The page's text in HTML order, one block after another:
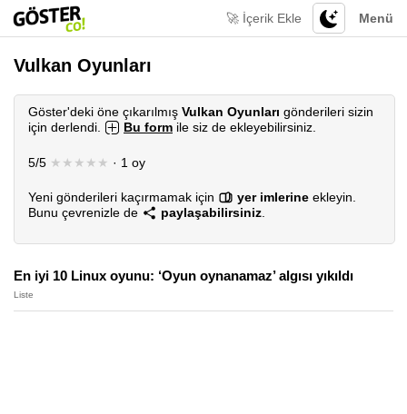
Menü
🚀 İçerik Ekle
Vulkan Oyunları
Göster'deki öne çıkarılmış Vulkan Oyunları gönderileri sizin
için derlendi.
Bu form ile siz de ekleyebilirsiniz.
5/5 ★★★★★ · 1 oy
Yeni gönderileri kaçırmamak için yer imlerine ekleyin.
Bunu çevrenizle de
paylaşabilirsiniz
En iyi 10 Linux oyunu: ‘Oyun oynanamaz’ algısı yıkıldı
Liste